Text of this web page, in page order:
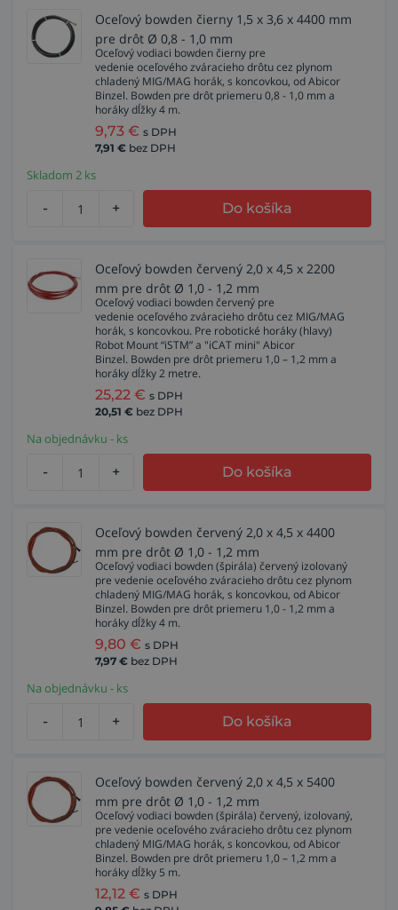
Oceľový bowden čierny 1,5 x 3,6 x 4400 mm
pre drôt Ø 0,8 - 1,0 mm
Oceľový vodiaci bowden čierny pre
vedenie oceľového zváracieho drôtu cez plynom
chladený MIG/MAG horák, s koncovkou, od Abicor
Binzel. Bowden pre drôt priemeru 0,8 - 1,0 mm a
horáky dĺžky 4 m.
9,73 € s DPH
7,91 € bez DPH
Skladom 2 ks
- + Do košíka
Oceľový bowden červený 2,0 x 4,5 x 2200
mm pre drôt Ø 1,0 - 1,2 mm
Oceľový vodiaci bowden červený pre
vedenie oceľového zváracieho drôtu cez MIG/MAG
horák, s koncovkou. Pre robotické horáky (hlavy)
Robot Mount “iSTM” a "iCAT mini" Abicor
Binzel. Bowden pre drôt priemeru 1,0 – 1,2 mm a
horáky dĺžky 2 metre.
25,22 € s DPH
20,51 € bez DPH
Na objednávku - ks
- + Do košíka
Oceľový bowden červený 2,0 x 4,5 x 4400
mm pre drôt Ø 1,0 - 1,2 mm
Oceľový vodiaci bowden (špirála) červený izolovaný
pre vedenie oceľového zváracieho drôtu cez plynom
chladený MIG/MAG horák, s koncovkou, od Abicor
Binzel. Bowden pre drôt priemeru 1,0 - 1,2 mm a
horáky dĺžky 4 m.
9,80 € s DPH
7,97 € bez DPH
Na objednávku - ks
- + Do košíka
Oceľový bowden červený 2,0 x 4,5 x 5400
mm pre drôt Ø 1,0 - 1,2 mm
Oceľový vodiaci bowden (špirála) červený, izolovaný,
pre vedenie oceľového zváracieho drôtu cez plynom
chladený MIG/MAG horák, s koncovkou, od Abicor
Binzel. Bowden pre drôt priemeru 1,0 – 1,2 mm a
horáky dĺžky 5 m.
12,12 € s DPH